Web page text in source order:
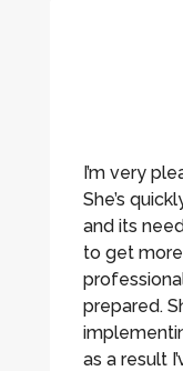
I’m very
She’s
and its
to get
prepared.
as a result